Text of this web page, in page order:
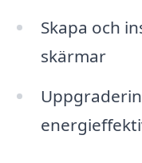
Skapa och
skärmar